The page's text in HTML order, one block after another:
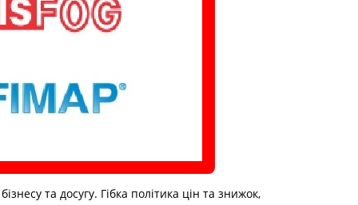
та досугу. Гібка політика цін та знижок,